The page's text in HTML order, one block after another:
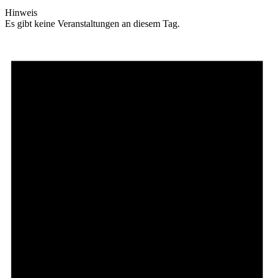
Hinweis
Es gibt keine Veranstaltungen an diesem Tag.